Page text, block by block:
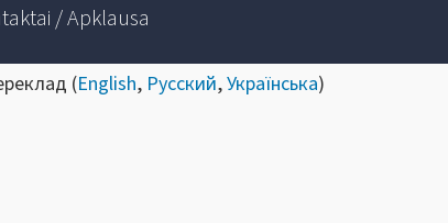
/ Apklausa
(English, Русский,Українська)